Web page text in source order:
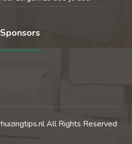
Sponsors
All Rights Reserved